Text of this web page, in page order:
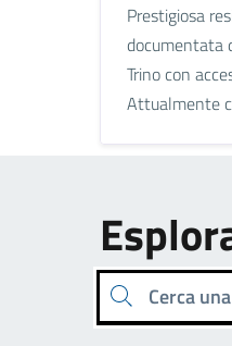
Prestigiosa
documentata
Trino con
Attualmente
Cerca una parola chiave